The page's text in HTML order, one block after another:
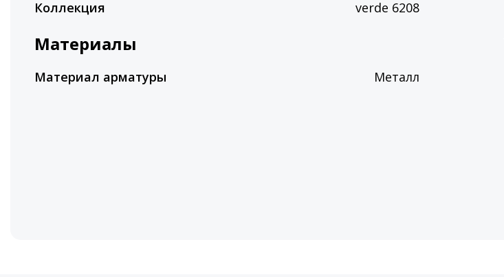
Коллекция
verde 6208
Материалы
Материал арматуры Металл